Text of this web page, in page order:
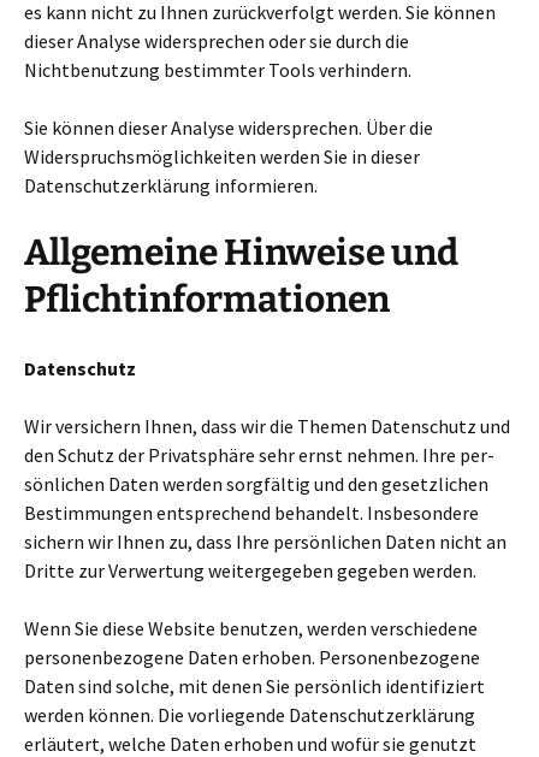
es kann nicht zu Ihnen zurück­ver­folgt werden. Sie können
dieser Analyse wider­spre­chen oder sie durch die
Nichtbenutzung bestimm­ter Tools ver­hin­dern.
Sie können dieser Analyse wider­spre­chen. Über die
Widerspruchsmöglichkeiten werden Sie in dieser
Datenschutzerklärung infor­mie­ren.
Allgemeine Hinweise und
Pflichtinformationen
Datenschutz
Wir ver­si­chern Ihnen, dass wir die Themen Datenschutz und
den Schutz der Privatsphäre sehr ernst nehmen. Ihre per­
sön­li­chen Daten werden sorg­fäl­tig und den gesetz­li­chen
Bestimmungen ent­spre­chend behan­delt. Insbesondere
sichern wir Ihnen zu, dass Ihre per­sön­li­chen Daten nicht an
Dritte zur Verwertung wei­ter­ge­ge­ben gege­ben werden.
Wenn Sie diese Website benut­zen, werden ver­schie­dene
per­so­nen­be­zo­gene Daten erho­ben. Personenbezogene
Daten sind solche, mit denen Sie per­sön­lich iden­ti­fi­ziert
werden können. Die vor­lie­gende Datenschutzerklärung
erläu­tert, welche Daten erho­ben und wofür sie genutzt